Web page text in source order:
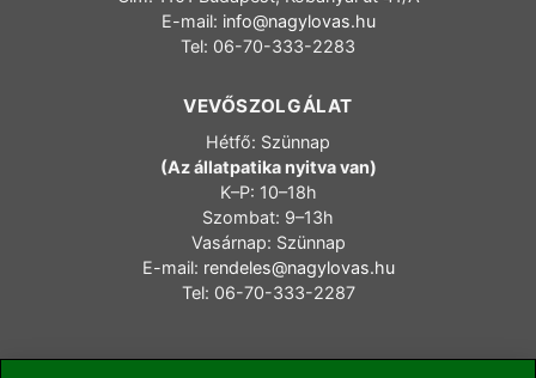
E-mail: info@nagylovas.hu
Tel: 06-70-333-2283
VEVŐSZOLGÁLAT
Hétfő: Szünnap
(Az állatpatika nyitva van)
K–P: 10–18h
Szombat: 9–13h
Vasárnap: Szünnap
E-mail: rendeles@nagylovas.hu
Tel: 06-70-333-2287